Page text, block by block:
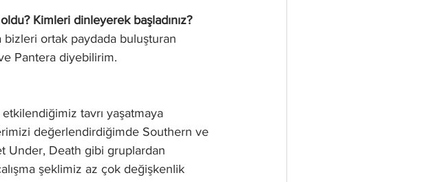
Kimleri dinleyerek başladınız?
bizleri ortak paydada buluşturan
Pantera diyebilirim.
tavrı yaşatmaya
değerlendirdiğimde Southern ve
Under, Death gibi gruplardan
şeklimiz az çok değişkenlik